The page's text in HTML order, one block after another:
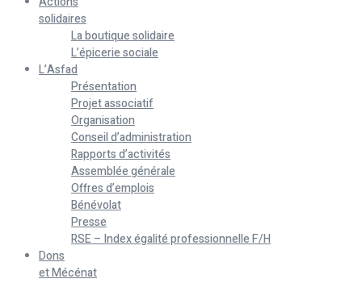
solidaires
La boutique solidaire
L’épicerie sociale
L’Asfad
Présentation
Projet associatif
Organisation
Conseil d’administration
Rapports d’activités
Assemblée générale
Offres d’emplois
Bénévolat
Presse
RSE – Index égalité professionnelle F/H
Dons
et Mécénat